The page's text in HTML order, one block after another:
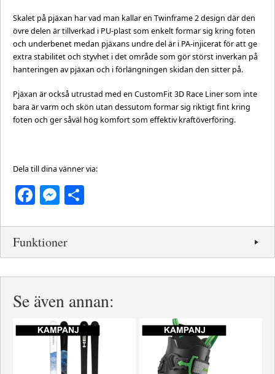
Skalet på pjäxan har vad man kallar en Twinframe 2 design där den
övre delen är tillverkad i PU-plast som enkelt formar sig kring foten
och underbenet medan pjäxans undre del är i PA-injicerat för att ge
extra stabilitet och styvhet i det område som gör störst inverkan på
hanteringen av pjäxan och i förlängningen skidan den sitter på.
Pjäxan är också utrustad med en CustomFit 3D Race Liner som inte
bara är varm och skön utan dessutom formar sig riktigt fint kring
foten och ger såväl hög komfort som effektiv kraftöverföring.
Dela till dina vänner via:
Facebook
Messenger
Funktioner
Se även annan: